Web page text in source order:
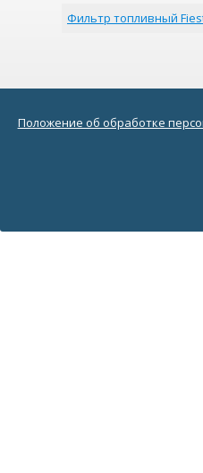
Фильтр топливный
Положение об обработке